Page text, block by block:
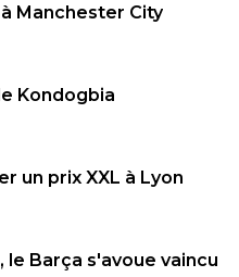
Manchester City
Kondogbia
un prix XXL à Lyon
le Barça s'avoue vaincu